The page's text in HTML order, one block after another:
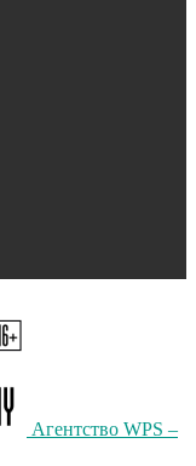
Агентство WPS –